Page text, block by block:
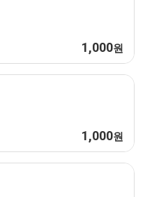
1,000원
1,000원